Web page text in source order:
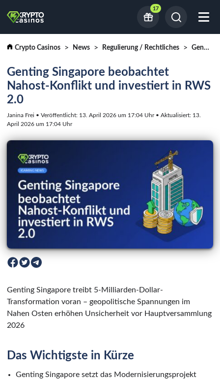
17
Crypto Casinos News Regulierung / Rechtliches Genting Singapore beobachtet Nahost-Konflikt und investiert in RWS 2.0
Genting Singapore beobachtet
Nahost-Konflikt und investiert in RWS
2.0
Janina Frei • Veröffentlicht: 13. April 2026 um 17:04 Uhr • Aktualisiert: 13.
April 2026 um 17:04 Uhr
Genting Singapore treibt 5-Milliarden-Dollar-
Transformation voran – geopolitische Spannungen im
Nahen Osten erhöhen Unsicherheit vor Hauptversammlung
2026
Das Wichtigste in Kürze
Genting Singapore setzt das Modernisierungsprojekt